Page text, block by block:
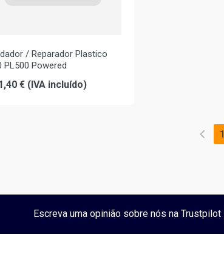
/ Reparador Plastico
PL500 Powered
€ (IVA incluído)
1
Escreva uma opinião sobre nós na Trustpilot